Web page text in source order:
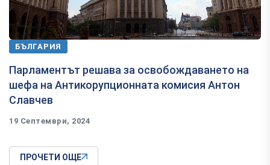
БЪЛГАРИЯ
Парламентът решава за освобождаването на
шефа на Антикорупционната комисия Антон
Славчев
19 Септември, 2024
ПРОЧЕТИ ОЩЕ